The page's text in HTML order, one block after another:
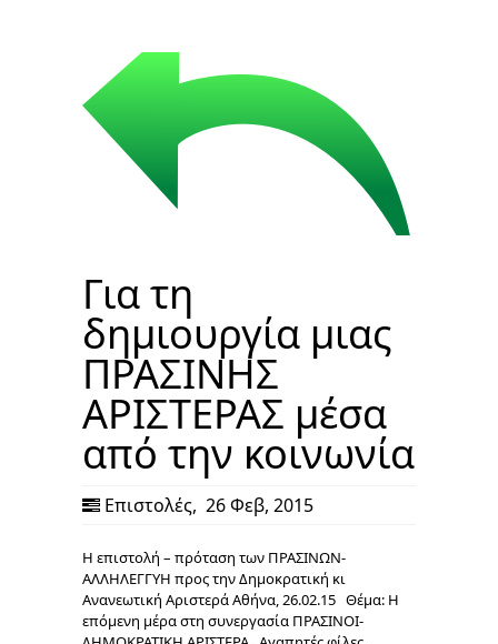
Για τη
δημιουργία μιας
ΠΡΑΣΙΝΗΣ
ΑΡΙΣΤΕΡΑΣ μέσα
από την κοινωνία
Επιστολές, 26 Φεβ, 2015
Η επιστολή – πρόταση των ΠΡΑΣΙΝΩΝ-
ΑΛΛΗΛΕΓΓΥΗ προς την Δημοκρατική κι
Ανανεωτική Αριστερά Αθήνα, 26.02.15 Θέμα: Η
επόμενη μέρα στη συνεργασία ΠΡΑΣΙΝΟΙ-